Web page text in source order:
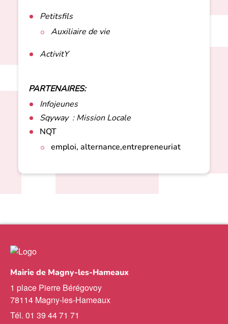
Petitsfils
Auxiliaire de vie
ActivitY
PARTENAIRES:
Infojeunes
Sqyway : Mission Locale
NQT
emploi, alternance,entrepreneuriat
Mairie de Magny-les-Hameaux
1 place Pierre Bérégovoy
78114 Magny-les-Hameaux
Tél. 01 39 44 71 71